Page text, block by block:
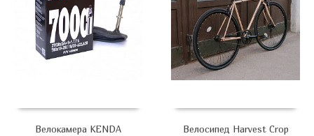
Велокамера KENDA
Велосипед Harvest Crop